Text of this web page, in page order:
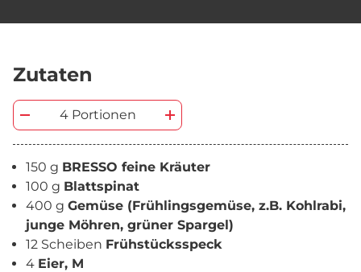
Zutaten
4 Portionen
150 g BRESSO feine Kräuter
100 g Blattspinat
400 g Gemüse (Frühlingsgemüse, z.B. Kohlrabi,
junge Möhren, grüner Spargel)
12 Scheiben Frühstücksspeck
4 Eier, M